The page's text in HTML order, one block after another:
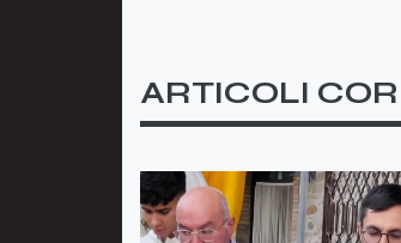
ARTICOLI